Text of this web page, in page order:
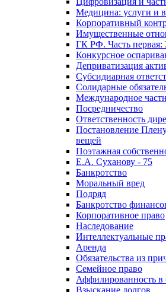
Медицина: услуги и
Корпоративный
Имущественные
ГК РФ. Часть первая:
Конкурсное
Деприватизация
Субсидиарная
Солидарные
Международное
Посредничество
Ответственность
Постановление
вещей
Поэтажная
Е.А. Суханову - 75
Банкротство
Моральный вред
Подряд
Банкротство
Корпоративное право
Наследование
Интеллектуальные
Аренда
Обязательства из
Семейное право
Аффилированность в
Взыскание долгов